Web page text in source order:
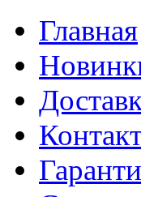
Главная